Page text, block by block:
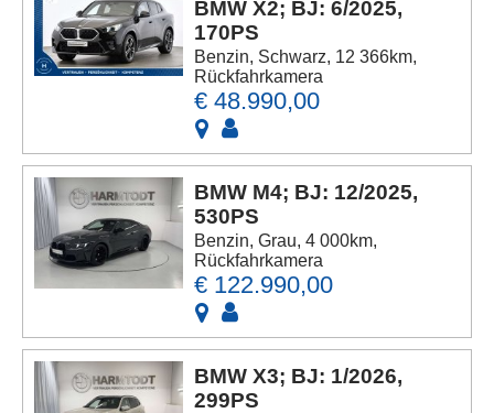
BMW X2; BJ: 6/2025,
170PS
Benzin, Schwarz, 12 366km,
Rückfahrkamera
€ 48.990,00
BMW M4; BJ: 12/2025,
530PS
Benzin, Grau, 4 000km,
Rückfahrkamera
€ 122.990,00
BMW X3; BJ: 1/2026,
299PS